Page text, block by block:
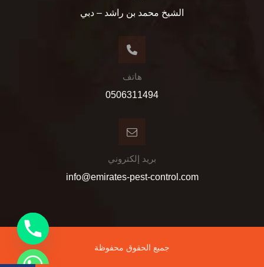
الشيخ محمد بن راشد – دبي
هاتف
0506311494
بريد إلكتروني
info@emirates-pest-control.com
جميع الحقوق محفوظة